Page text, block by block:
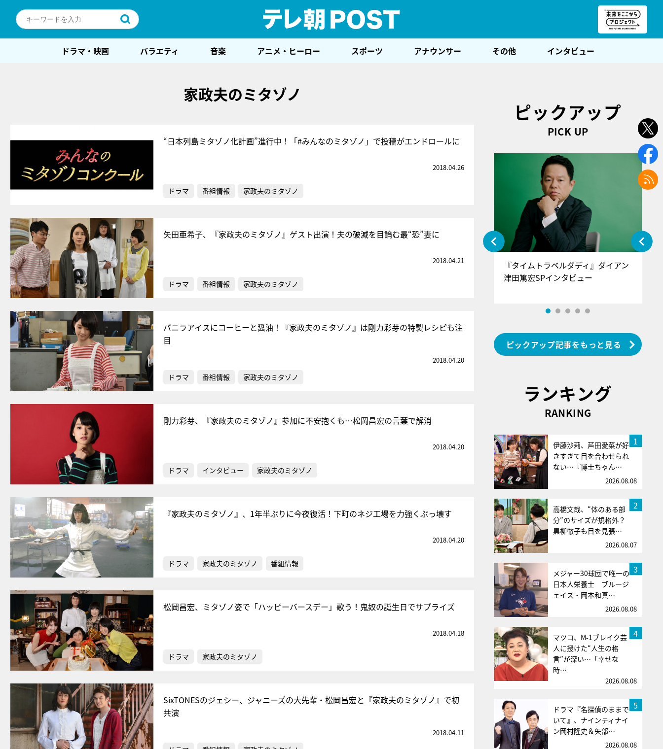
ドラマ・映画 バラエティ 音楽 アニメ・ヒーロー スポーツ アナウンサー その他 インタビュー
家政夫のミタゾノ
“日本列島ミタゾノ化計画”進行中！「#みんなのミタゾノ」で投稿がエンドロールに
2018.04.26
ドラマ 番組情報 家政夫のミタゾノ
矢田亜希子、『家政夫のミタゾノ』ゲスト出演！夫の破滅を目論む最“恐”妻に
2018.04.21
ドラマ 番組情報 家政夫のミタゾノ
バニラアイスにコーヒーと醤油！『家政夫のミタゾノ』は剛力彩芽の特製レシピも注
目
2018.04.20
ドラマ 番組情報 家政夫のミタゾノ
剛力彩芽、『家政夫のミタゾノ』参加に不安抱くも…松岡昌宏の言葉で解消
2018.04.20
ドラマ インタビュー 家政夫のミタゾノ
『家政夫のミタゾノ』、1年半ぶりに今夜復活！下町のネジ工場を力強くぶっ壊す
2018.04.20
ドラマ 家政夫のミタゾノ 番組情報
松岡昌宏、ミタゾノ姿で「ハッピーバースデー」歌う！鬼奴の誕生日でサプライズ
2018.04.18
ドラマ 家政夫のミタゾノ
SixTONESのジェシー、ジャニーズの大先輩・松岡昌宏と『家政夫のミタゾノ』で初
共演
2018.04.11
ピックアップ
PICK UP
『アイ＝ラブ！げーみんぐ』＝LOV
『タイムトラベルダディ』ダイアン
津田篤宏SPインタビュー
ピックアップ記事をもっと見る
ランキング
RANKING
1
伊藤沙莉、芦田愛菜が好
きすぎて目を合わせられ
ない…『博士ちゃん…
2026.08.08
2
高橋文哉、“体のある部
分”のサイズが規格外？
黒柳徹子も目を見張…
2026.08.07
3
メジャー30球団で唯一の
日本人栄養士 ブルージ
ェイズ・岡本和真…
2026.08.08
4
マツコ、M-1ブレイク芸
人に授けた“人生の格
言”が深い…「幸せな
時…
2026.08.08
5
ドラマ『名探偵のままで
いて』、ナインティナイ
ン岡村隆史＆矢部…
2026.08.08